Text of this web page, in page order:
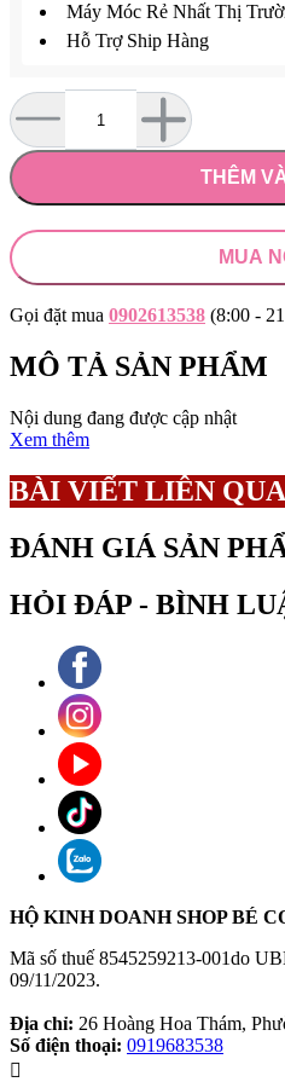
Máy Móc Rẻ Nhất Thị
Hỗ Trợ Ship Hàng
THÊM
MUA
Gọi đặt mua 0902613538 (8:00 -
MÔ TẢ SẢN PHẨM
Nội dung đang được cập nhật
Xem thêm
BÀI VIẾT LIÊN
ĐÁNH GIÁ SẢN
HỎI ĐÁP - BÌNH
HỘ KINH DOANH SHOP BÉ
Mã số thuế 8545259213-001do
09/11/2023.
Địa chỉ: 26 Hoàng Hoa Thám,
Số điện thoại: 0919683538